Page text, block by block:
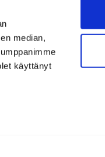
median,
käyttänyt